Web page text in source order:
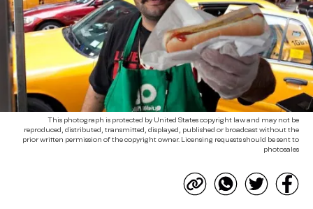
This photograph is protected by United States copyright law and may not be
reproduced, distributed, transmitted, displayed, published or broadcast without the
prior written permission of the copyright owner. Licensing requests should be sent to
photosales